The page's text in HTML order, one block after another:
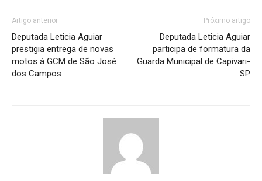
Artigo anterior
Deputada Leticia Aguiar
prestigia entrega de novas
motos à GCM de São José
dos Campos
Próximo artigo
Deputada Leticia Aguiar
participa de formatura da
Guarda Municipal de Capivari-
SP